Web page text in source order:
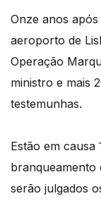
Onze anos
aeroporto de
Operação
ministro e mais
testemunhas.
Estão em
branqueamento
serão julgados